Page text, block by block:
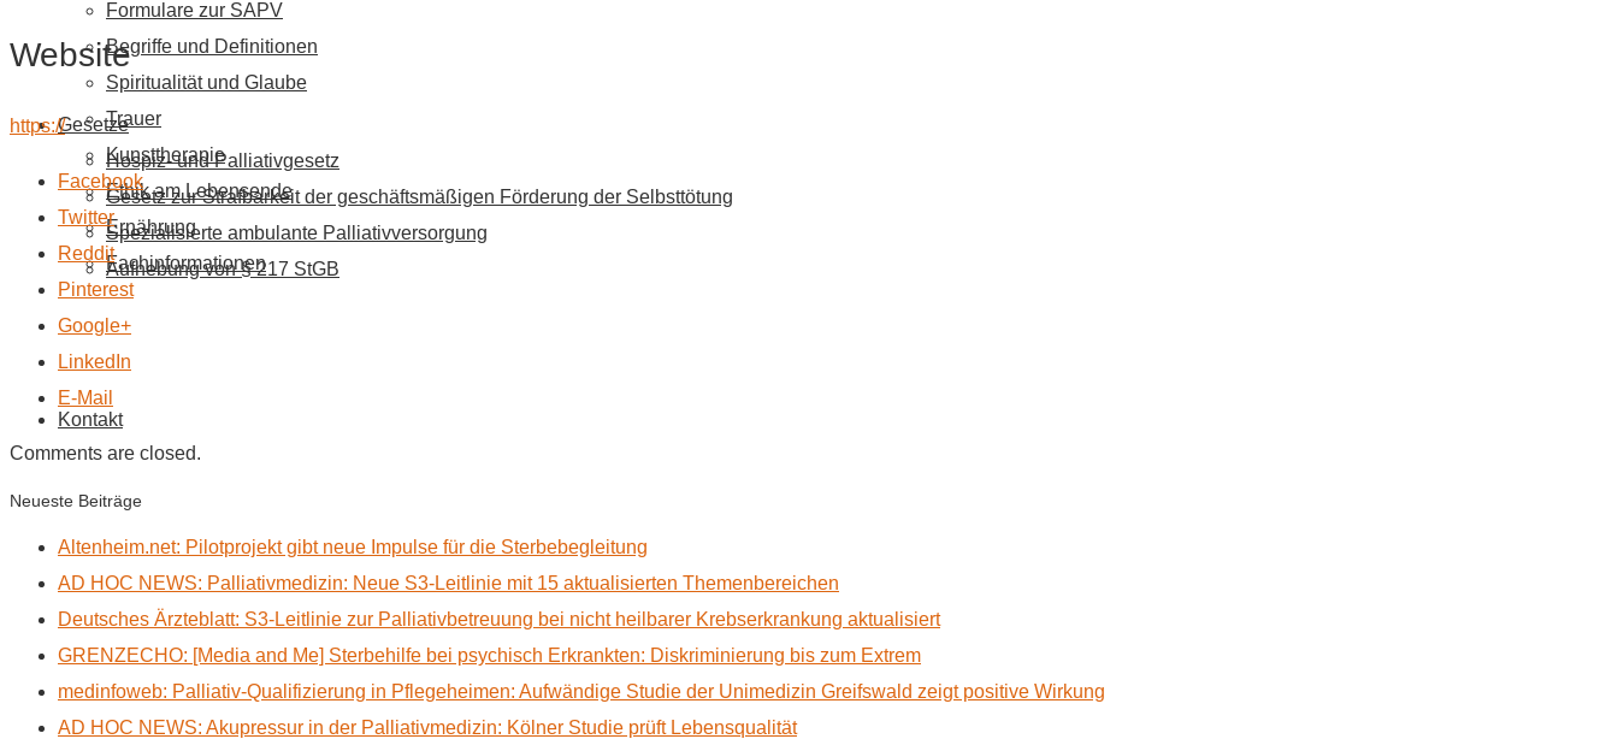
Formulare zur SAPV
Begriffe und Definitionen
Spiritualität und Glaube
Trauer
Kunsttherapie
Ethik am Lebensende
Ernährung
Fachinformationen
Gesetze
Hospiz- und Palliativgesetz
Gesetz zur Strafbarkeit der geschäftsmäßigen Förderung der Selbsttötung
Spezialisierte ambulante Palliativversorgung
Aufhebung von § 217 StGB
Kontakt
Website
https://
Facebook
Twitter
Reddit
Pinterest
Google+
LinkedIn
E-Mail
Comments are closed.
Neueste Beiträge
Altenheim.net: Pilotprojekt gibt neue Impulse für die Sterbebegleitung
AD HOC NEWS: Palliativmedizin: Neue S3-Leitlinie mit 15 aktualisierten Themenbereichen
Deutsches Ärzteblatt: S3-Leitlinie zur Palliativbetreuung bei nicht heilbarer Krebserkrankung aktualisiert
GRENZECHO: [Media and Me] Sterbehilfe bei psychisch Erkrankten: Diskriminierung bis zum Extrem
medinfoweb: Palliativ-Qualifizierung in Pflegeheimen: Aufwändige Studie der Unimedizin Greifswald zeigt positive Wirkung
AD HOC NEWS: Akupressur in der Palliativmedizin: Kölner Studie prüft Lebensqualität